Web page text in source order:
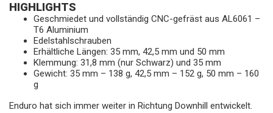
HIGHLIGHTS
Geschmiedet und vollständig CNC-gefräst aus AL6061 –
T6 Aluminium
Edelstahlschrauben
Erhältliche Längen: 35 mm, 42,5 mm und 50 mm
Klemmung: 31,8 mm (nur Schwarz) und 35 mm
Gewicht: 35 mm – 138 g, 42,5 mm – 152 g, 50 mm – 160
g
Enduro hat sich immer weiter in Richtung Downhill entwickelt.